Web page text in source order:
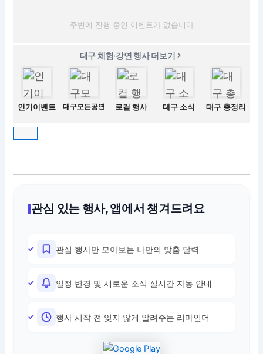
주변에 진행 중인 이벤트가 없습니다
대구 체험·강연 행사 더보기
인기이벤트 대구모든공연 로컬 행사 대구 소식 대구 총정리
관심 있는 행사, 앱에서 챙겨드려요
관심 행사만 모아보는 나만의 맞춤 달력
일정 변경 및 새로운 소식 실시간 자동 안내
행사 시작 전 잊지 않게 알려주는 리마인더